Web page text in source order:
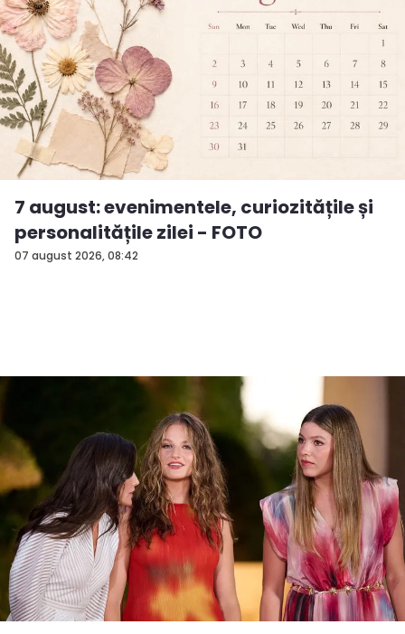
07 august 2026, 08:42
7 august: evenimentele, curiozitățile și
personalitățile zilei - FOTO